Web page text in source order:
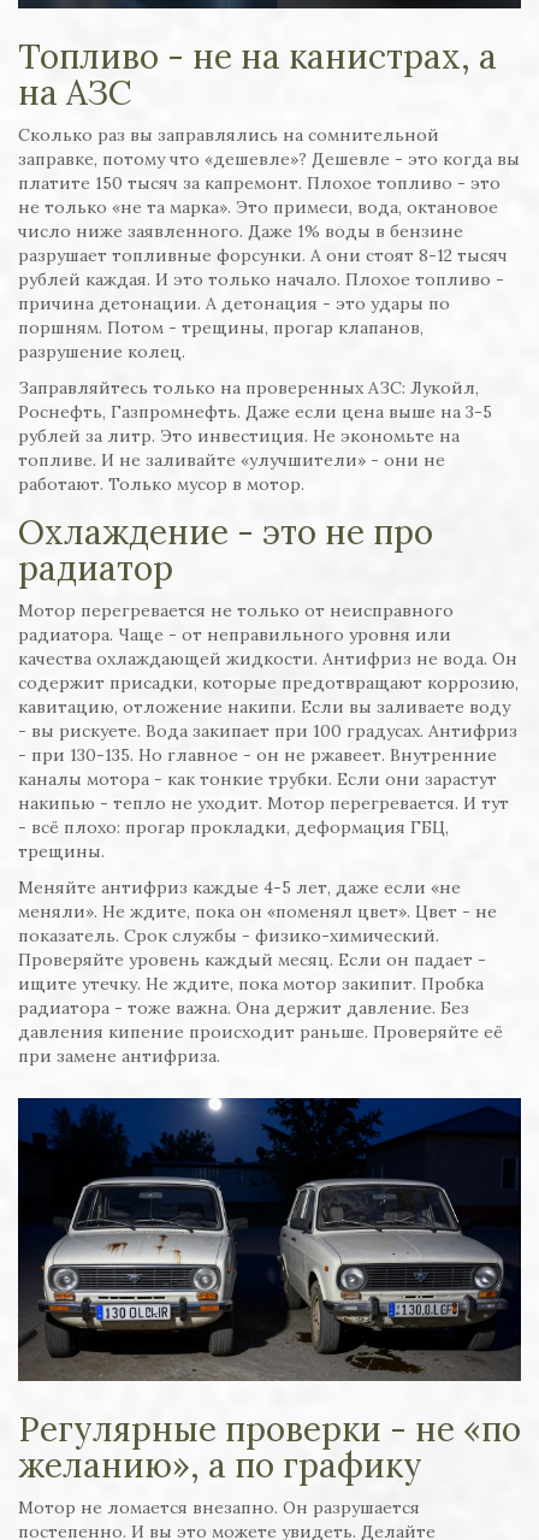
Топливо - не на канистрах, а
на АЗС
Сколько раз вы заправлялись на сомнительной
заправке, потому что «дешевле»? Дешевле - это когда вы
платите 150 тысяч за капремонт. Плохое топливо - это
не только «не та марка». Это примеси, вода, октановое
число ниже заявленного. Даже 1% воды в бензине
разрушает топливные форсунки. А они стоят 8-12 тысяч
рублей каждая. И это только начало. Плохое топливо -
причина детонации. А детонация - это удары по
поршням. Потом - трещины, прогар клапанов,
разрушение колец.
Заправляйтесь только на проверенных АЗС: Лукойл,
Роснефть, Газпромнефть. Даже если цена выше на 3-5
рублей за литр. Это инвестиция. Не экономьте на
топливе. И не заливайте «улучшители» - они не
работают. Только мусор в мотор.
Охлаждение - это не про
радиатор
Мотор перегревается не только от неисправного
радиатора. Чаще - от неправильного уровня или
качества охлаждающей жидкости. Антифриз не вода. Он
содержит присадки, которые предотвращают коррозию,
кавитацию, отложение накипи. Если вы заливаете воду
- вы рискуете. Вода закипает при 100 градусах. Антифриз
- при 130-135. Но главное - он не ржавеет. Внутренние
каналы мотора - как тонкие трубки. Если они зарастут
накипью - тепло не уходит. Мотор перегревается. И тут
- всё плохо: прогар прокладки, деформация ГБЦ,
трещины.
Меняйте антифриз каждые 4-5 лет, даже если «не
меняли». Не ждите, пока он «поменял цвет». Цвет - не
показатель. Срок службы - физико-химический.
Проверяйте уровень каждый месяц. Если он падает -
ищите утечку. Не ждите, пока мотор закипит. Пробка
радиатора - тоже важна. Она держит давление. Без
давления кипение происходит раньше. Проверяйте её
при замене антифриза.
Регулярные проверки - не «по
желанию», а по графику
Мотор не ломается внезапно. Он разрушается
постепенно. И вы это можете увидеть. Делайте